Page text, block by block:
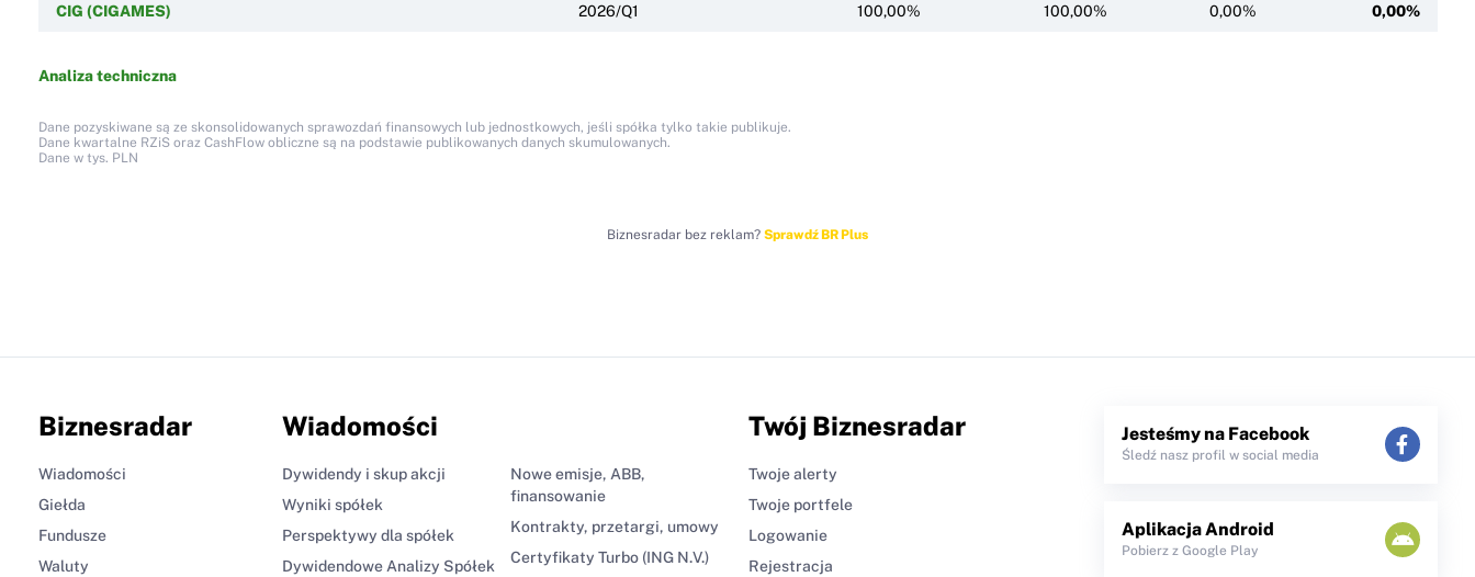
CIG (CIGAMES) 2026/Q1 100,00% 100,00% 0,00% 0,00%
Analiza techniczna
Dane pozyskiwane są ze skonsolidowanych sprawozdań finansowych lub jednostkowych, jeśli spółka tylko takie publikuje.
Dane kwartalne RZiS oraz CashFlow obliczne są na podstawie publikowanych danych skumulowanych.
Dane w tys. PLN
Biznesradar bez reklam? Sprawdź BR Plus
Biznesradar
Wiadomości
Giełda
Fundusze
Waluty
Wiadomości
Dywidendy i skup akcji
Wyniki spółek
Perspektywy dla spółek
Dywidendowe Analizy Spółek
Nowe emisje, ABB,
finansowanie
Kontrakty, przetargi, umowy
Certyfikaty Turbo (ING N.V.)
Twój Biznesradar
Twoje alerty
Twoje portfele
Logowanie
Rejestracja
Jesteśmy na Facebook
Śledź nasz profil w social media
Aplikacja Android
Pobierz z Google Play